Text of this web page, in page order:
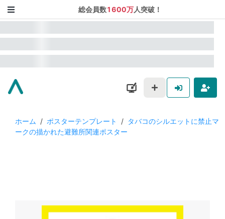
総会員数1600万人突破！
ホーム / ポスターテンプレート / タバコのシルエットに禁止マ
ークの描かれた避難所関連ポスター